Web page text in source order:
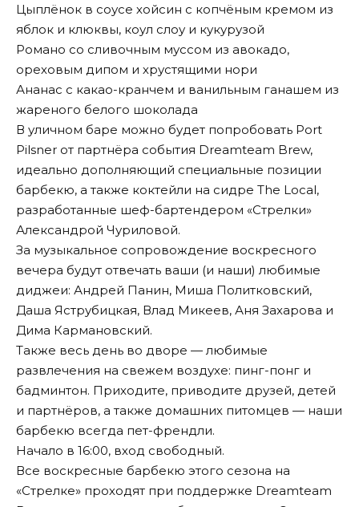
Цыплёнок в соусе хойсин с копчёным кремом из
яблок и клюквы, коул слоу и кукурузой
Романо со сливочным муссом из авокадо,
ореховым дипом и хрустящими нори
Ананас с какао-кранчем и ванильным ганашем из
жареного белого шоколада
В уличном баре можно будет попробовать Port
Pilsner от партнёра события Dreamteam Brew,
идеально дополняющий специальные позиции
барбекю, а также коктейли на сидре The Local,
разработанные шеф-бартендером «Стрелки»
Александрой Чуриловой.
За музыкальное сопровождение воскресного
вечера будут отвечать ваши (и наши) любимые
диджеи: Андрей Панин, Миша Политковский,
Даша Яструбицкая, Влад Микеев, Аня Захарова и
Дима Кармановский.
Также весь день во дворе — любимые
развлечения на свежем воздухе: пинг-понг и
бадминтон. Приходите, приводите друзей, детей
и партнёров, а также домашних питомцев — наши
барбекю всегда пет-френдли.
Начало в 16:00, вход свободный.
Все воскресные барбекю этого сезона на
«Стрелке» проходят при поддержке Dreamteam